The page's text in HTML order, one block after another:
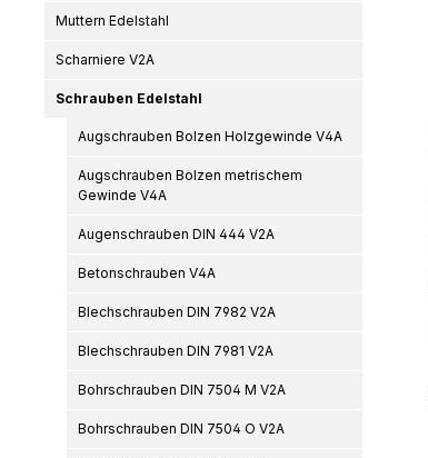
Muttern Edelstahl
Scharniere V2A
Schrauben Edelstahl
Augschrauben Bolzen Holzgewinde V4A
Augschrauben Bolzen metrischem
Gewinde V4A
Augenschrauben DIN 444 V2A
Betonschrauben V4A
Blechschrauben DIN 7982 V2A
Blechschrauben DIN 7981 V2A
Bohrschrauben DIN 7504 M V2A
Bohrschrauben DIN 7504 O V2A